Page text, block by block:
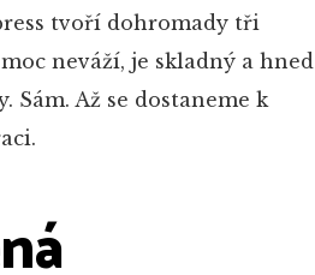
tvoří dohromady tři
neváží, je skladný a hned
Sám. Až se dostaneme k